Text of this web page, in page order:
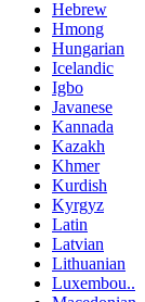
Hebrew
Hmong
Hungarian
Icelandic
Igbo
Javanese
Kannada
Kazakh
Khmer
Kurdish
Kyrgyz
Latin
Latvian
Lithuanian
Luxembou..